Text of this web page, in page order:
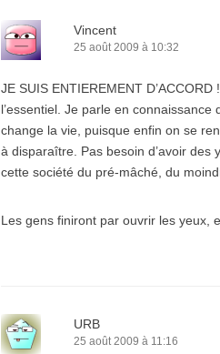
Vincent
25 août 2009 à 10:32
JE SUIS ENTIEREMENT
l’essentiel. Je parle en
change la vie, puisque enfin on se
à disparaître. Pas besoin d’avoir des
cette société du pré-mâché, du
Les gens finiront par ouvrir les yeux,
URB
25 août 2009 à 11:16